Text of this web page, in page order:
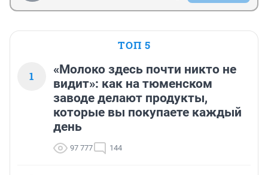
ТОП 5
1
«Молоко здесь почти никто не
видит»: как на тюменском
заводе делают продукты,
которые вы покупаете каждый
день
97 777 144